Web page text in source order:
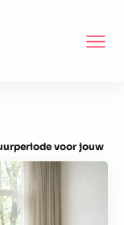
voor jouw